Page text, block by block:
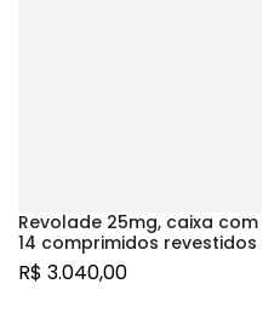
Revolade 25mg, caixa com
14 comprimidos revestidos
R$ 3.040,00